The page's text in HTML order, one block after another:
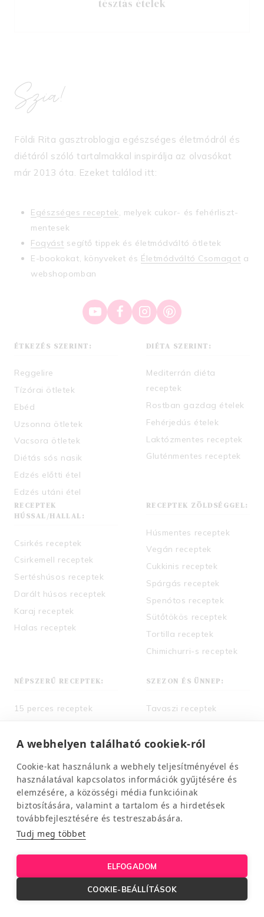
A webhelyen található cookiek-ról
Cookie-kat használunk a webhely teljesítményével és
használatával kapcsolatos információk gyűjtésére és
elemzésére, a közösségi média funkcióinak
biztosítására, valamint a tartalom és a hirdetések
továbbfejlesztésére és testreszabására.
Tudj meg többet
ELFOGADOM
COOKIE-BEÁLLÍTÁSOK
tésztás ételek
Szia!
Földi Rita gasztroblogja egészséges életmódról és
diétáról szóló tartalmakkal inspirálja az olvasókat
már 2013 óta. Ezeket találod itt:
Egészséges receptek, melyek cukor- és fehérliszt-
mentesek
Fogyást segítő tippek és életmódváltó ötletek
E-bookokat, könyveket és Életmódváltó Csomagot a
webshopomban
ÉTKEZÉS SZERINT:
Reggelire
Tízórai ötletek
Ebéd
Uzsonna ötletek
Vacsora ötletek
Diétás sós nasik
Edzés előtti étel
Edzés utáni étel
DIÉTA SZERINT:
Mediterrán diéta
receptek
Rostban gazdag ételek
Fehérjedús ételek
Laktózmentes receptek
Gluténmentes receptek
RECEPTEK
HÚSSAL/HALLAL:
Csirkés receptek
Csirkemell receptek
Sertéshúsos receptek
Darált húsos receptek
Karaj receptek
Halas receptek
RECEPTEK ZÖLDSÉGGEL:
Húsmentes receptek
Vegán receptek
Cukkinis receptek
Spárgás receptek
Spenótos receptek
Sütőtökös receptek
Tortilla receptek
Chimichurri-s receptek
NÉPSZERŰ RECEPTEK:
15 perces receptek
Diétás édességek
Elviteles receptek
Szendvics receptek
Leves receptek
Krémleves receptek
Saláta receptek
SZEZON ÉS ÜNNEP:
Tavaszi receptek
Őszi receptek
Karácsonyi receptek
Húsvéti receptek
Különleges alkalmak